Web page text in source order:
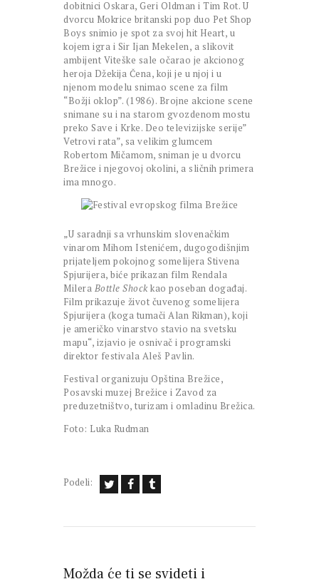
dobitnici Oskara, Geri Oldman i Tim Rot. U
dvorcu Mokrice britanski pop duo Pet Shop
Boys snimio je spot za svoj hit Heart, u
kojem igra i Sir Ijan Mekelen, a slikovit
ambijent Viteške sale očarao je akcionog
heroja Džekija Čena, koji je u njoj i u
njenom modelu snimao scene za film
“Božji oklop”. (1986). Brojne akcione scene
snimane su i na starom gvozdenom mostu
preko Save i Krke. Deo televizijske serije”
Vetrovi rata”, sa velikim glumcem
Robertom Mičamom, sniman je u dvorcu
Brežice i njegovoj okolini, a sličnih primera
ima mnogo.
„U saradnji sa vrhunskim slovenačkim
vinarom Mihom Istenićem, dugogodišnjim
prijateljem pokojnog somelijera Stivena
Spjurijera, biće prikazan film Rendala
Milera Bottle Shock kao poseban događaj.
Film prikazuje život čuvenog somelijera
Spjurijera (koga tumači Alan Rikman), koji
je američko vinarstvo stavio na svetsku
mapu“, izjavio je osnivač i programski
direktor festivala Aleš Pavlin.
Festival organizuju Opština Brežice,
Posavski muzej Brežice i Zavod za
preduzetništvo, turizam i omladinu Brežica.
Foto: Luka Rudman
Podeli:
Možda će ti se svideti i